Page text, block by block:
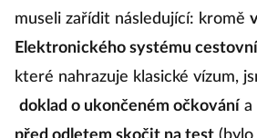
museli zařídit následující: kromě
Elektronického systému
které nahrazuje klasické vízum,
doklad o ukončeném očkování a